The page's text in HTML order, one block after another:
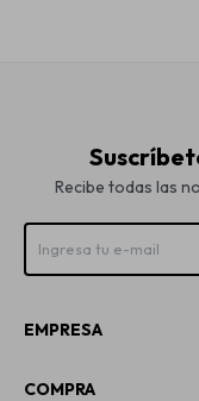
Recibe todas las
EMPRESA
COMPRA